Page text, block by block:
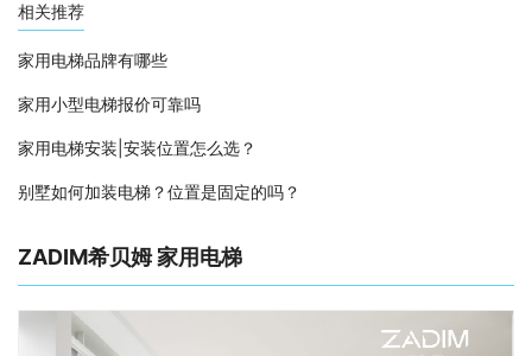
相关推荐
家用电梯品牌有哪些
家用小型电梯报价可靠吗
家用电梯安装|安装位置怎么选？
别墅如何加装电梯？位置是固定的吗？
ZADIM希贝姆 家用电梯